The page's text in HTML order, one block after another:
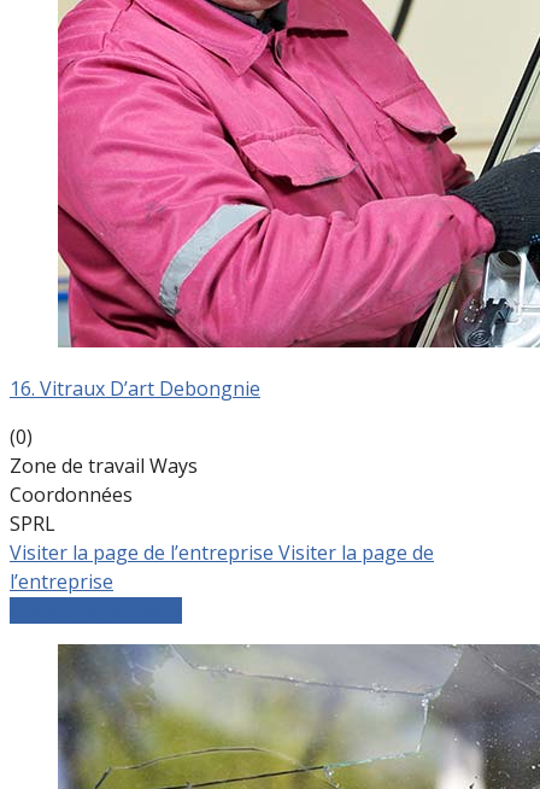
16. Vitraux D’art Debongnie
(0)
Zone de travail Ways
Coordonnées
SPRL
Visiter la page de l’entreprise Visiter la page de
l’entreprise